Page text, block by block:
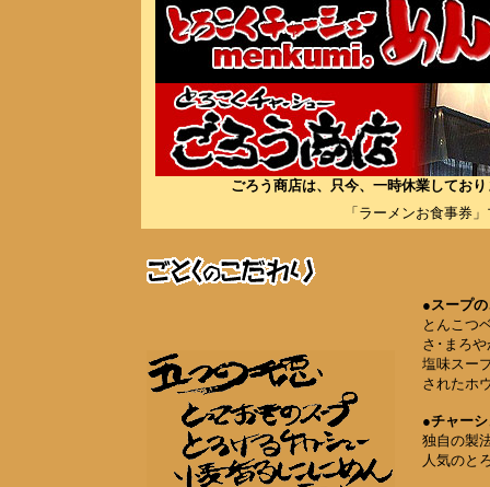
ごろう商店は、只今、一時休業してお
「ラーメンお食事券
●スープ
とんこつ
さ･まろ
塩味スー
されたホ
●チャー
独自の製
人気のと